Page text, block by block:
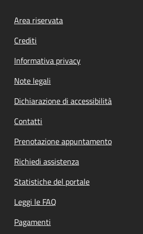
Footer menu
Area riservata
Crediti
Informativa privacy
Note legali
Dichiarazione di accessibilità
Contatti
Prenotazione appuntamento
Richiedi assistenza
Statistiche del portale
Leggi le FAQ
Pagamenti